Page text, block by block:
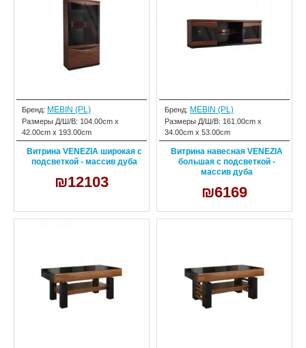
Бренд: MEBIN (PL)
Размеры Д/Ш/В: 104.00cm x
42.00cm x 193.00cm
Витрина VENEZIA широкая с
подсветкой - массив дуба
₪12103
Бренд: MEBIN (PL)
Размеры Д/Ш/В: 161.00cm x
34.00cm x 53.00cm
Витрина навесная VENEZIA
большая с подсветкой -
массив дуба
₪6169